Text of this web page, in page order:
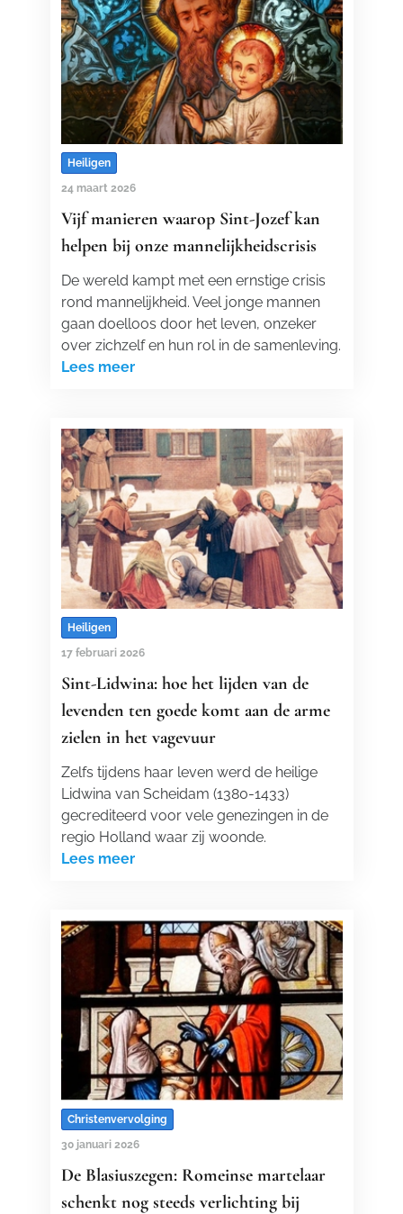
Heiligen
24 maart 2026
Vijf manieren waarop Sint-Jozef kan
helpen bij onze mannelijkheidscrisis
De wereld kampt met een ernstige crisis
rond mannelijkheid. Veel jonge mannen
gaan doelloos door het leven, onzeker
over zichzelf en hun rol in de samenleving.
Lees meer
Heiligen
17 februari 2026
Sint-Lidwina: hoe het lijden van de
levenden ten goede komt aan de arme
zielen in het vagevuur
Zelfs tijdens haar leven werd de heilige
Lidwina van Scheidam (1380-1433)
gecrediteerd voor vele genezingen in de
regio Holland waar zij woonde.
Lees meer
Christenvervolging
30 januari 2026
De Blasiuszegen: Romeinse martelaar
schenkt nog steeds verlichting bij